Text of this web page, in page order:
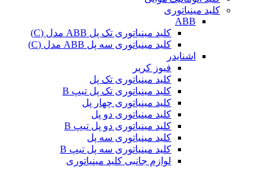
کلید مینیاتوری
ABB
کلید مینیاتوری تک پل ABB مدل (C)
کلید مینیاتوری سه پل ABB مدل (C)
اشنایدر
فیوز کریر
کلید مینیاتوری تک پل
کلید مینیاتوری تک پل تیپ B
کلید مینیاتوری چهار پل
کلید مینیاتوری دو پل
کلید مینیاتوری دو پل تیپ B
کلید مینیاتوری سه پل
کلید مینیاتوری سه پل تیپ B
لوازم جانبی کلید مینیاتوری